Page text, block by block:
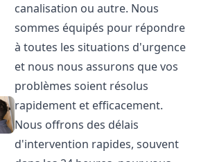
canalisation ou autre. Nous
sommes équipés pour répondre
à toutes les situations d'urgence
et nous nous assurons que vos
problèmes soient résolus
rapidement et efficacement.
Nous offrons des délais
d'intervention rapides, souvent